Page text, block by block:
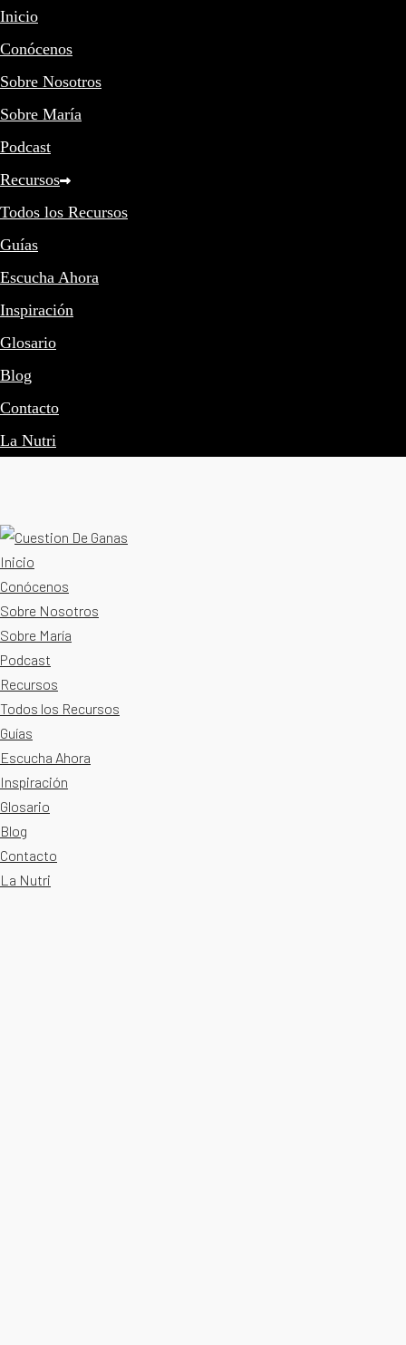
Inicio
Conócenos
Sobre Nosotros
Sobre María
Podcast
Recursos
Todos los Recursos
Guías
Escucha Ahora
Inspiración
Glosario
Blog
Contacto
La Nutri
Inicio
Conócenos
Sobre Nosotros
Sobre María
Podcast
Recursos
Todos los Recursos
Guías
Escucha Ahora
Inspiración
Glosario
Blog
Contacto
La Nutri